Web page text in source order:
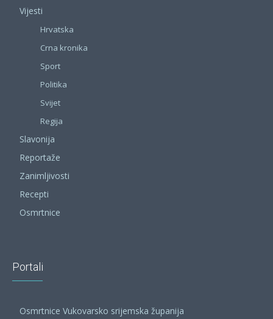
Vijesti
Hrvatska
Crna kronika
Sport
Politika
Svijet
Regija
Slavonija
Reportaže
Zanimljivosti
Recepti
Osmrtnice
Portali
Osmrtnice Vukovarsko srijemska županija